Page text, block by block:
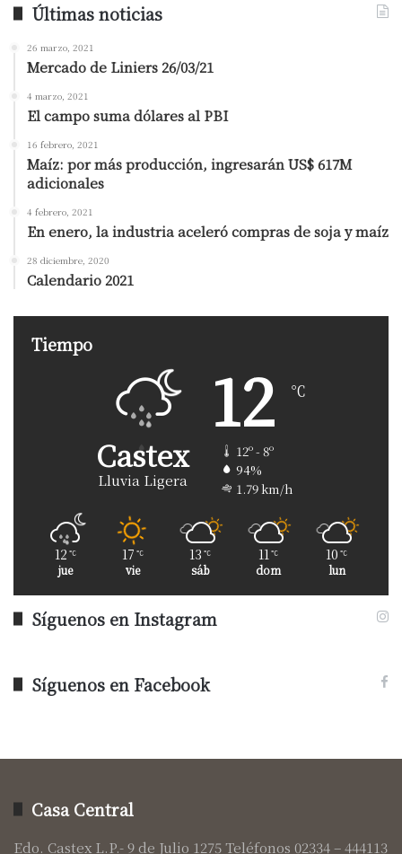
Últimas noticias
26 marzo, 2021
Mercado de Liniers 26/03/21
4 marzo, 2021
El campo suma dólares al PBI
16 febrero, 2021
Maíz: por más producción, ingresarán US$ 617M
adicionales
4 febrero, 2021
En enero, la industria aceleró compras de soja y maíz
28 diciembre, 2020
Calendario 2021
Tiempo
Castex
Lluvia Ligera
12 ℃
12º - 8º
94%
1.79 km/h
12 ℃
jue
17 ℃
vie
13 ℃
sáb
11 ℃
dom
10 ℃
lun
Síguenos en Instagram
Síguenos en Facebook
Casa Central
Edo. Castex L.P.- 9 de Julio 1275 Teléfonos 02334 – 444113